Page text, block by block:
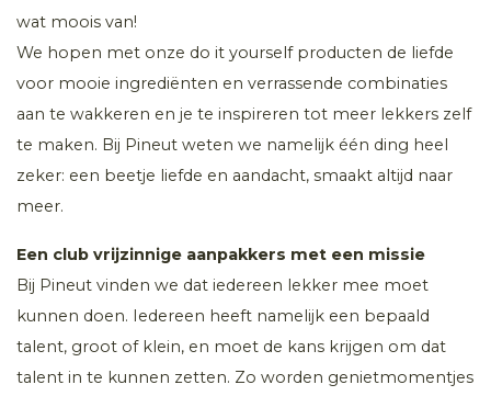
wat moois van!
We hopen met onze do it yourself producten de liefde
voor mooie ingrediënten en verrassende combinaties
aan te wakkeren en je te inspireren tot meer lekkers zelf
te maken. Bij Pineut weten we namelijk één ding heel
zeker: een beetje liefde en aandacht, smaakt altijd naar
meer.
Een club vrijzinnige aanpakkers met een missie
Bij Pineut vinden we dat iedereen lekker mee moet
kunnen doen. Iedereen heeft namelijk een bepaald
talent, groot of klein, en moet de kans krijgen om dat
talent in te kunnen zetten. Zo worden genietmomentjes